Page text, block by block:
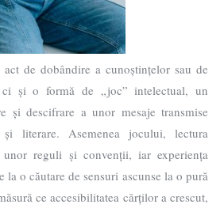
de dobândire a cunoștințelor sau de
și o formă de „joc” intelectual, un
și descifrare a unor mesaje transmise
literare. Asemenea jocului, lectura
unor reguli și convenții, iar experiența
o căutare de sensuri ascunse la o pură
ce accesibilitatea cărților a crescut,